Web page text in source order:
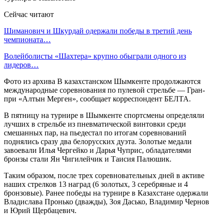
Сейчас читают
Шиманович и Шкурдай одержали победы в третий день
чемпионата…
Волейболисты «Шахтера» крупно обыграли одного из
лидеров…
Фото из архива В казахстанском Шымкенте продолжаются
международные соревнования по пулевой стрельбе — Гран-
при «Алтын Мерген», сообщает корреспондент БЕЛТА.
В пятницу на турнире в Шымкенте спортсмены определяли
лучших в стрельбе из пневматической винтовки среди
смешанных пар, на пьедестал по итогам соревнований
поднялись сразу два белорусских дуэта. Золотые медали
завоевали Илья Чергейко и Дарья Чуприс, обладателями
бронзы стали Ян Чигилейчик и Таисия Палюшик.
Таким образом, после трех соревновательных дней в активе
наших стрелков 13 наград (6 золотых, 3 серебряные и 4
бронзовые). Ранее победы на турнире в Казахстане одержали
Владислава Пронько (дважды), Зоя Дасько, Владимир Чернов
и Юрий Щербацевич.